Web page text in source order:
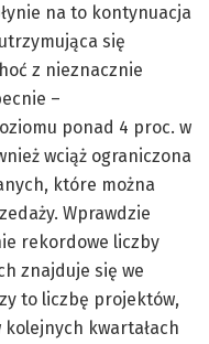
na to kontynuacja
się
z nieznacznie
–
ponad 4 proc. w
wciąż ograniczona
które można
Wprawdzie
rekordowe liczby
znajduje się we
to liczbę projektów,
kwartałach